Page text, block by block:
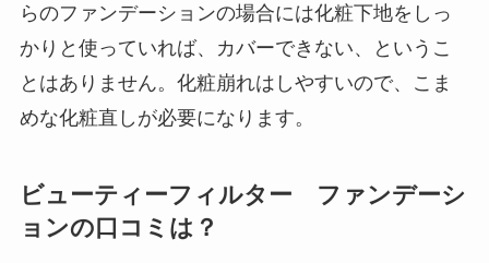
らのファンデーションの場合には化粧下地をしっ
かりと使っていれば、カバーできない、というこ
とはありません。化粧崩れはしやすいので、こま
めな化粧直しが必要になります。
ビューティーフィルター ファンデーシ
ョンの口コミは？